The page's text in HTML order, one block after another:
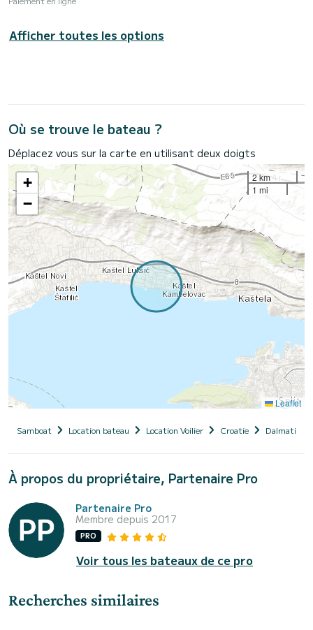
Afficher toutes les options
Où se trouve le bateau ?
Déplacez vous sur la carte en utilisant deux doigts
+
−
2 km
1 mi
Leaflet
Samboat Location bateau Location Voilier Croatie Dalmatie
À propos du propriétaire, Partenaire Pro
Partenaire Pro
Membre depuis 2017
PRO
Voir tous les bateaux de ce pro
Recherches similaires